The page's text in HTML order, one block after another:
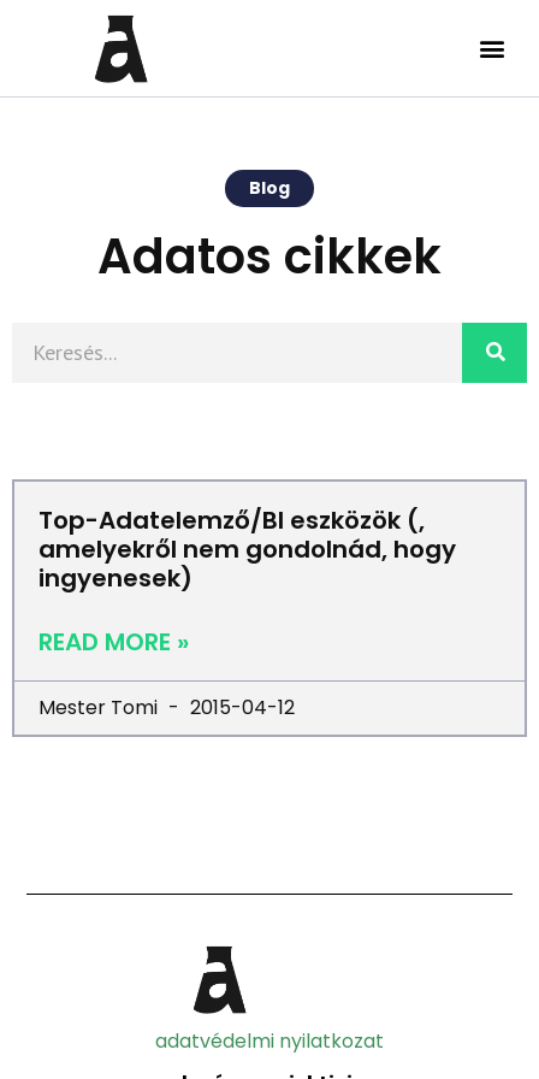
Blog
Adatos cikkek
Top-Adatelemző/BI eszközök (,
amelyekről nem gondolnád, hogy
ingyenesek)
READ MORE »
Mester Tomi 2015-04-12
adatvédelmi nyilatkozat